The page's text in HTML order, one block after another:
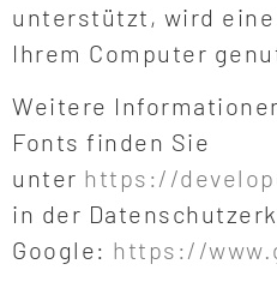
unterstützt, wird
Ihrem Computer
Weitere
Fonts finden Sie
unter https://
in der
Google: https://